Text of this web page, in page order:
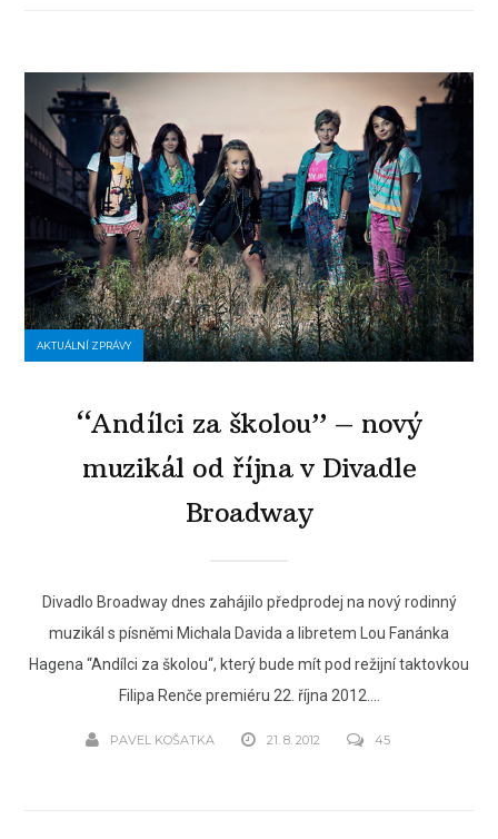
AKTUÁLNÍ ZPRÁVY
“Andílci za školou” – nový
muzikál od října v Divadle
Broadway
Divadlo Broadway dnes zahájilo předprodej na nový rodinný
muzikál s písněmi Michala Davida a libretem Lou Fanánka
Hagena “Andílci za školou“, který bude mít pod režijní taktovkou
Filipa Renče premiéru 22. října 2012....
PAVEL KOŠATKA 21. 8. 2012 45